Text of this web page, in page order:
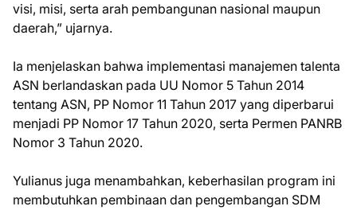
visi, misi, serta arah pembangunan nasional maupun
daerah,” ujarnya.
Ia menjelaskan bahwa implementasi manajemen talenta
ASN berlandaskan pada UU Nomor 5 Tahun 2014
tentang ASN, PP Nomor 11 Tahun 2017 yang diperbarui
menjadi PP Nomor 17 Tahun 2020, serta Permen PANRB
Nomor 3 Tahun 2020.
Yulianus juga menambahkan, keberhasilan program ini
membutuhkan pembinaan dan pengembangan SDM